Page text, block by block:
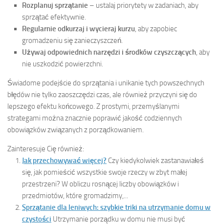
Rozplanuj sprzątanie – ustalaj priorytety w zadaniach, aby
sprzątać efektywnie.
Regularnie odkurzaj i wycieraj kurzu, aby zapobiec
gromadzeniu się zanieczyszczeń.
Używaj odpowiednich narzędzi i środków czyszczących, aby
nie uszkodzić powierzchni.
Świadome podejście do sprzątania i unikanie tych powszechnych
błędów nie tylko zaoszczędzi czas, ale również przyczyni się do
lepszego efektu końcowego. Z prostymi, przemyślanymi
strategami można znacznie poprawić jakość codziennych
obowiązków związanych z porządkowaniem.
Zainteresuje Cię również:
Jak przechowywać więcej? Czy kiedykolwiek zastanawiałeś
się, jak pomieścić wszystkie swoje rzeczy w zbyt małej
przestrzeni? W obliczu rosnącej liczby obowiązków i
przedmiotów, które gromadzimy,...
Sprzątanie dla leniwych: szybkie triki na utrzymanie domu w
czystości Utrzymanie porządku w domu nie musi być